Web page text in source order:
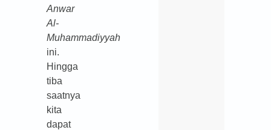
Anwar
Al-
Muhammadiyyah
ini.
Hingga
tiba
saatnya
kita
dapat